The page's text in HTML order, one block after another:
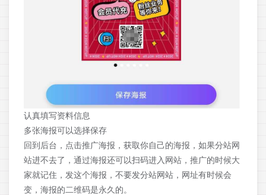
认真填写资料信息
多张海报可以选择保存
回到后台，点击推广海报，获取你自己的海报，如果分站网
站进不去了，通过海报还可以扫码进入网站，推广的时候大
家就记住，发这个海报，不要发分站网站，网址有时候会
变，海报的二维码是永久的。